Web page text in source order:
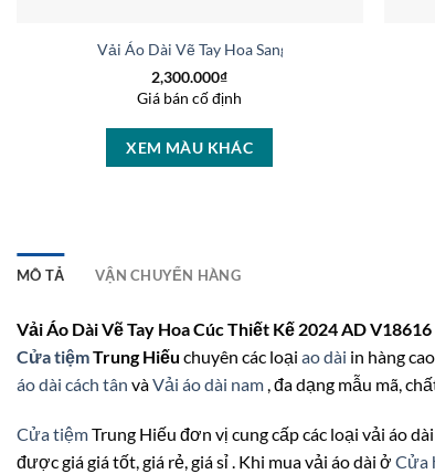
Vải Áo Dài Vẽ Tay Hoa Sang Trọng Sang Trọng
2,300.000₫
Giá bán cố định
XEM MÀU KHÁC
MÔ TẢ VẬN CHUYỂN HÀNG
Vải Áo Dài Vẽ Tay Hoa Cúc Thiết Kế 2024 AD
Cửa tiệmTrung Hiếu chuyên các loại ao dài in hàng
áo dài cách tân vàVải áo dài nam , đa dạng mẫu mã,
Cửa tiệmTrung Hiếu đơn vị cung cấp các loại vải áo
được giá giá tốt, giá rẻ, giá sỉ . Khi mua vải áo dài ở Cửa